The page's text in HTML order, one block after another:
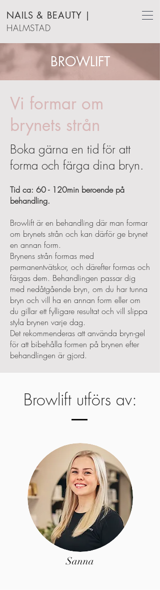
NAILS & BEAUTY |
HALMSTAD
BROWLIFT
Vi formar om
brynets strån
Boka gärna en tid för att
forma och färga dina bryn.
Tid ca: 60 - 120min beroende på
behandling.
Browlift är en behandling där man formar
om brynets strån och kan därför ge brynet
en annan form.
Brynens strån formas med
permanentvätskor, och därefter formas och
färgas dem. Behandlingen passar dig
med nedåtgående bryn, om du har tunna
bryn och vill ha en annan form eller om
du gillar ett fylligare resultat och vill slippa
styla brynen varje dag.
Det rekommenderas att använda bryn-gel
för att bibehålla formen på brynen efter
behandlingen är gjord.
Browlift utförs av:
Sanna